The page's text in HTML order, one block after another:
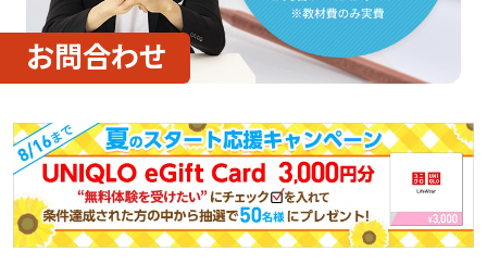
お問合わせ